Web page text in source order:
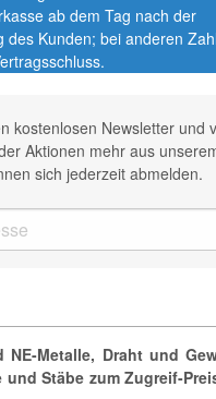
ab dem Tag nach der
des Kunden; bei anderen
kostenlosen Newsletter und
Aktionen mehr aus
sich jederzeit abmelden.
Metalle, Draht und
Stäbe zum Zugreif-